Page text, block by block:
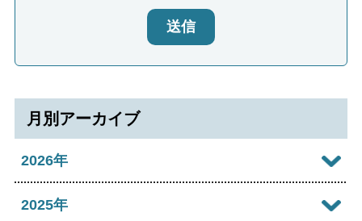
送信
月別アーカイブ
2026年
2026年08月
2025年